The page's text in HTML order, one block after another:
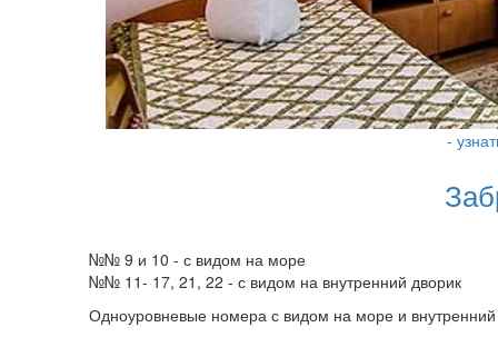
-
№№ 9 и 10 - с видом на море
№№ 11- 17, 21, 22 - с видом на внутренний дворик
Одноуровневые номера с видом на море и